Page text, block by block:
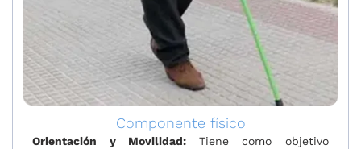
Componente físico
Orientación y Movilidad: Tiene como objetivo